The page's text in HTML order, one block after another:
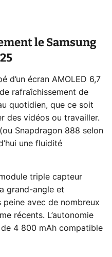
le Samsung
d’un écran AMOLED 6,7
rafraîchissement de
quotidien, que ce soit
des vidéos ou travailler.
Snapdragon 888 selon
une fluidité
triple capteur
grand-angle et
avec de nombreux
récents. L’autonomie
4 800 mAh compatible